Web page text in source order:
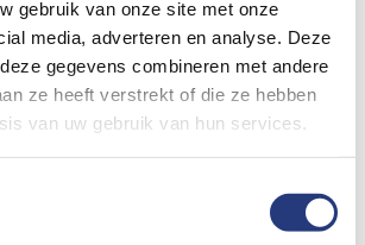
gebruik van onze site met onze
media, adverteren en analyse. Deze
gegevens combineren met andere
ze heeft verstrekt of die ze hebben
van uw gebruik van hun services.
een deel van het been wordt het
alleen bepaald door het niveau van de
ook door de prothesemogelijkheden.
de wond gesloten, maar bij een groot
wordt pas na een paar dagen, wanneer de